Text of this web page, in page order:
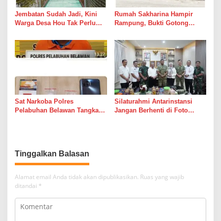
Jembatan Sudah Jadi, Kini
Warga Desa Hou Tak Perlu
Sungai
Rumah Sakharina Hampir
Rampung, Bukti Gotong
dari Janji Banyak Orang
Sat Narkoba Polres
Pelabuhan Belawan Tangkap
Silaturahmi Antarinstansi
Jangan Berhenti di Foto
Tinggalkan Balasan
Alamat email Anda tidak akan dipublikasikan. Ruas yang wajib
ditandai *